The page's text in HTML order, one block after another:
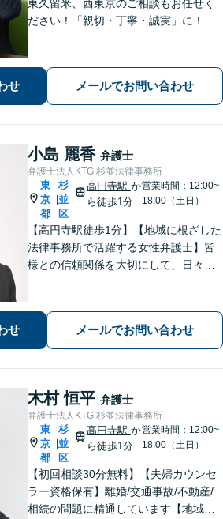
東久留米、西東京のご相談もお任せく
ださい！「親切・丁寧・誠実」に！弁
ます！離婚／相続／交通事故／借金／
不動産／企業法務の相談に対応【清瀬
駅1分】
せ メールでお問い合わせ
小島 麗香 弁護士
弁護士法人KTG 杉並法律事務所
東
京
都
杉
並
区
高円寺駅 か
ら徒歩1分
営業時間：12:00~
18:00（土日）
【高円寺駅徒歩1分】【地域に根ざした
法律事務所で活躍する女性弁護士】皆
様との信頼関係を大切にして、日々業
ましたら、お気軽にご相談ください。
せ メールでお問い合わせ
木村 恒平 弁護士
弁護士法人KTG 杉並法律事務所
東
京
都
杉
並
区
高円寺駅 か
ら徒歩1分
営業時間：12:00~
18:00（土日）
【初回相談30分無料】【夫婦カウンセ
ラー資格保有】離婚/交通事故/不動産/
相続の問題に精通しています【地域に